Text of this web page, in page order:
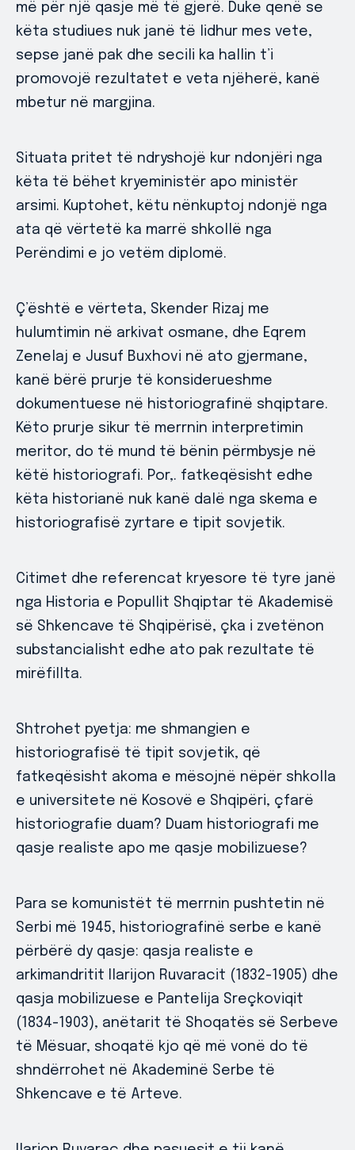
më për një qasje më të gjerë. Duke qenë se
këta studiues nuk janë të lidhur mes vete,
sepse janë pak dhe secili ka hallin t’i
promovojë rezultatet e veta njëherë, kanë
mbetur në margjina.
Situata pritet të ndryshojë kur ndonjëri nga
këta të bëhet kryeministër apo ministër
arsimi. Kuptohet, këtu nënkuptoj ndonjë nga
ata që vërtetë ka marrë shkollë nga
Perëndimi e jo vetëm diplomë.
Ç’është e vërteta, Skender Rizaj me
hulumtimin në arkivat osmane, dhe Eqrem
Zenelaj e Jusuf Buxhovi në ato gjermane,
kanë bërë prurje të konsiderueshme
dokumentuese në historiografinë shqiptare.
Këto prurje sikur të merrnin interpretimin
meritor, do të mund të bënin përmbysje në
këtë historiografi. Por,. fatkeqësisht edhe
këta historianë nuk kanë dalë nga skema e
historiografisë zyrtare e tipit sovjetik.
Citimet dhe referencat kryesore të tyre janë
nga Historia e Popullit Shqiptar të Akademisë
së Shkencave të Shqipërisë, çka i zvetënon
substancialisht edhe ato pak rezultate të
mirëfillta.
Shtrohet pyetja: me shmangien e
historiografisë të tipit sovjetik, që
fatkeqësisht akoma e mësojnë nëpër shkolla
e universitete në Kosovë e Shqipëri, çfarë
historiografie duam? Duam historiografi me
qasje realiste apo me qasje mobilizuese?
Para se komunistët të merrnin pushtetin në
Serbi më 1945, historiografinë serbe e kanë
përbërë dy qasje: qasja realiste e
arkimandritit Ilarijon Ruvaracit (1832-1905) dhe
qasja mobilizuese e Pantelija Sreçkoviqit
(1834-1903), anëtarit të Shoqatës së Serbeve
të Mësuar, shoqatë kjo që më vonë do të
shndërrohet në Akademinë Serbe të
Shkencave e të Arteve.